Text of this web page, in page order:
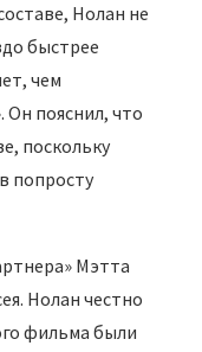
Нолан не
быстрее
чем
Он пояснил, что
поскольку
попросту
Мэтта
Нолан честно
фильма были